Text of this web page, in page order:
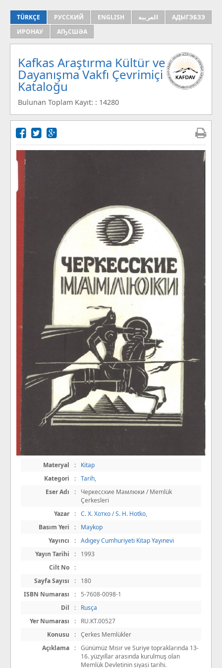
TÜRKÇE РУССКИЙ ENGLISH العربية
АДЫГЭБЗЭ
ИРОНАУ
АҦСШӘА
Kafkas Araştırma Kültür ve
Dayanışma Vakfı Çevrimiçi
Kataloğu
Bulunan Toplam Kayıt: : 14280
Materyal :
Kitap
Kategori
: Tarih,
Eser Adı
:
Черкесские Мамлюки / Memlük
Çerkesleri
Yazar
: С. Х. Хотко / S. H. Hotko,
Basım Yeri
:
Maykop
Yayıncı
: Adıgey Cumhuriyeti Kitap Yayınevi
Yayın Tarihi
:
1993
Cilt No
:
Sayfa Sayısı
:
180
ISBN Numarası
:
5-7608-0098-1
Dil
:
Rusça
Yer Numarası
:
RU.KT.00527
Konusu
: Çerkes Memlükler
Açıklama
: Günümüz Mısır ve Suriye topraklarında 13-
16. yüzyıllar arasında kurulmuş olan
Memlük Devletinin siyasi tarihi.